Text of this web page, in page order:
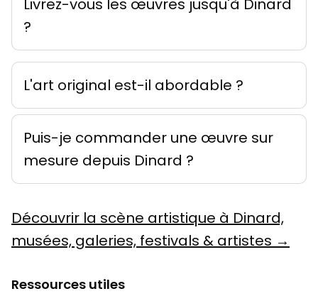
Livrez-vous les œuvres jusqu'à Dinard
?
L'art original est-il abordable ?
Puis-je commander une œuvre sur
mesure depuis Dinard ?
Découvrir la scène artistique à Dinard,
musées, galeries, festivals & artistes →
Ressources utiles